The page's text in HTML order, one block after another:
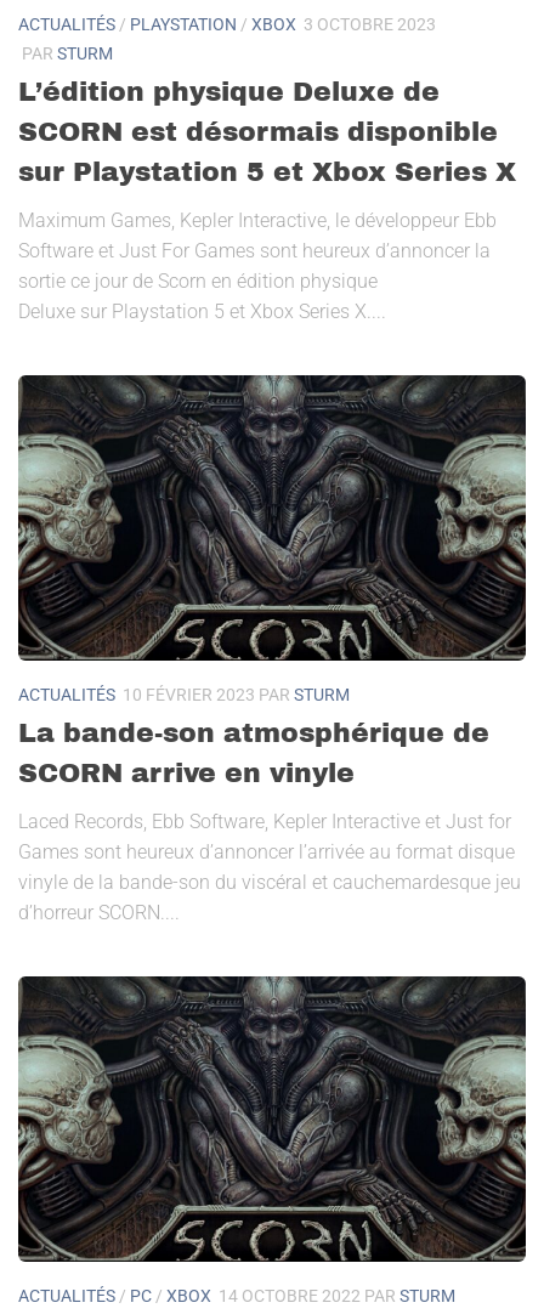
ACTUALITÉS / PLAYSTATION / XBOX 3 OCTOBRE 2023
PAR STURM
L’édition physique Deluxe de
SCORN est désormais disponible
sur Playstation 5 et Xbox Series X
Maximum Games, Kepler Interactive, le développeur Ebb
Software et Just For Games sont heureux d’annoncer la
sortie ce jour de Scorn en édition physique
Deluxe sur Playstation 5 et Xbox Series X....
ACTUALITÉS 10 FÉVRIER 2023 PAR STURM
La bande-son atmosphérique de
SCORN arrive en vinyle
Laced Records, Ebb Software, Kepler Interactive et Just for
Games sont heureux d’annoncer l’arrivée au format disque
vinyle de la bande-son du viscéral et cauchemardesque jeu
d’horreur SCORN....
ACTUALITÉS / PC / XBOX 14 OCTOBRE 2022 PAR STURM